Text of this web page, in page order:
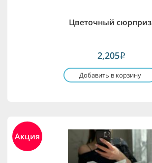
Цветочный сюрприз
2,205i
Добавить в корзину
Акция